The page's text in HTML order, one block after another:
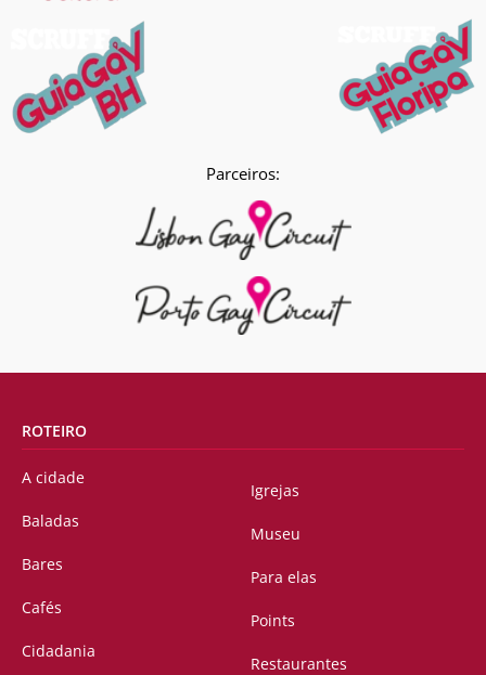
Parceiros:
ROTEIRO
A cidade
Baladas
Bares
Cafés
Cidadania
Igrejas
Museu
Para elas
Points
Restaurantes